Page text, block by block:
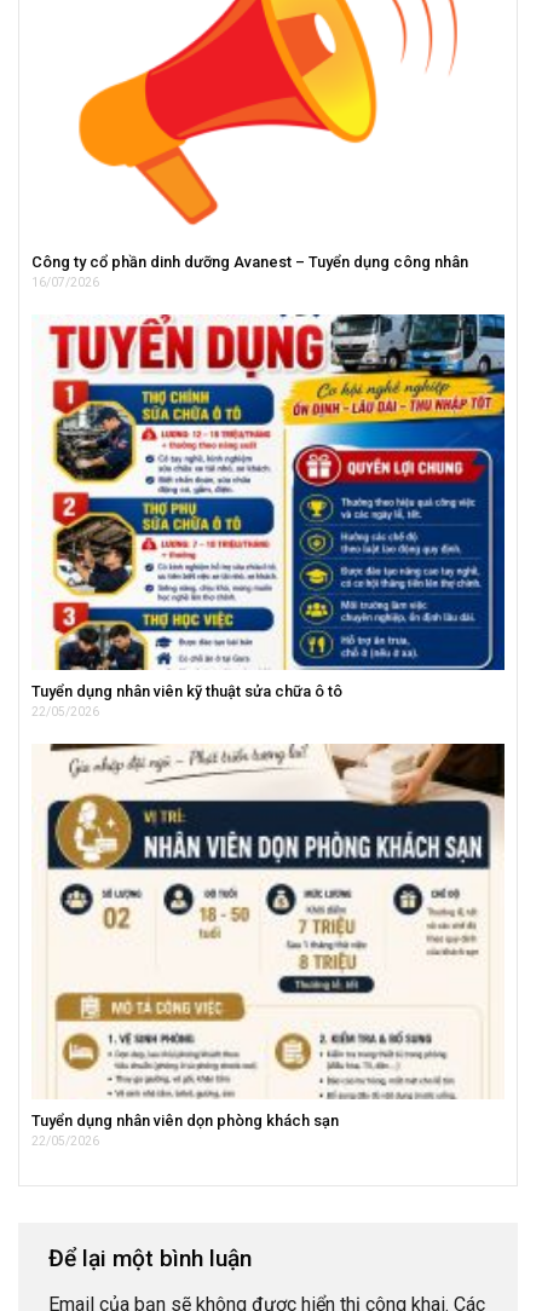
Công ty cổ phần dinh dưỡng Avanest – Tuyển dụng công nhân
16/07/2026
Tuyển dụng nhân viên kỹ thuật sửa chữa ô tô
22/05/2026
Tuyển dụng nhân viên dọn phòng khách sạn
22/05/2026
Để lại một bình luận
Email của bạn sẽ không được hiển thị công khai. Các